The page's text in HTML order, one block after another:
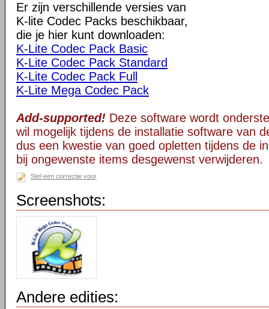
Er zijn verschillende versies van
K-lite Codec Packs beschikbaar,
die je hier kunt downloaden:
K-Lite Codec Pack Basic
K-Lite Codec Pack Standard
K-Lite Codec Pack Full
K-Lite Mega Codec Pack
Add-supported! Deze software wordt
wil mogelijk tijdens de installatie software van
dus een kwestie van goed opletten tijdens de
bij ongewenste items desgewenst verwijderen.
Stel een correctie voor
Screenshots:
Andere edities: